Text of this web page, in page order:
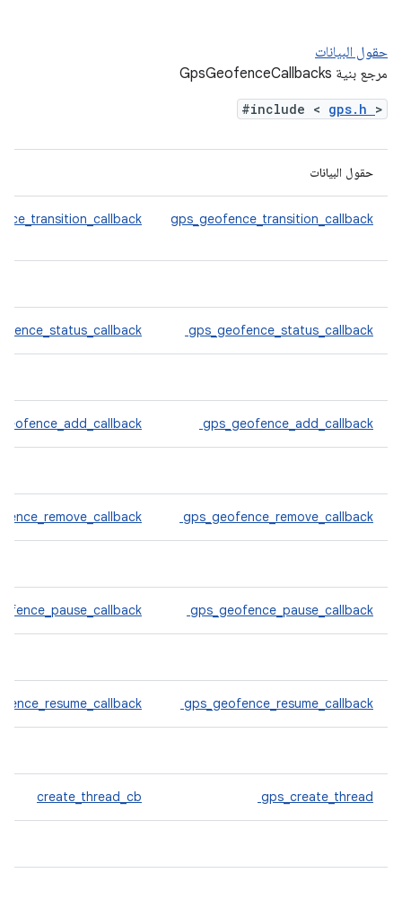
حقول البيانات
مرجع بنية GpsGeofenceCallbacks
#include < gps.h >
حقول البيانات
gps_geofence_transition_callback
gps_geofence_status_callback
gps_geofence_add_callback
geofence_add_callback
gps_geofence_remove_callback
gps_geofence_pause_callback
gps_geofence_resume_callback
gps_create_thread
create_thread_cb